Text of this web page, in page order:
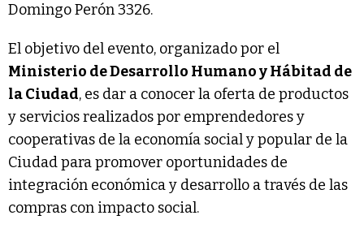
Domingo Perón 3326.
El objetivo del evento, organizado por el
Ministerio de Desarrollo Humano y Hábitad de
la Ciudad, es dar a conocer la oferta de productos
y servicios realizados por emprendedores y
cooperativas de la economía social y popular de la
Ciudad para promover oportunidades de
integración económica y desarrollo a través de las
compras con impacto social.